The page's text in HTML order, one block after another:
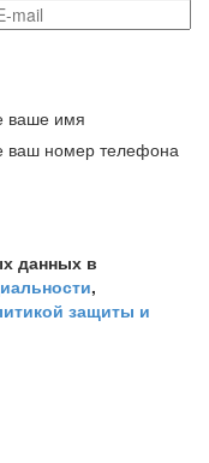
ваше имя
ваш номер телефона
данных в
,
защиты и